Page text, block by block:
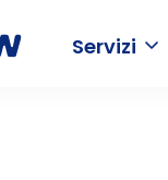
Servizi